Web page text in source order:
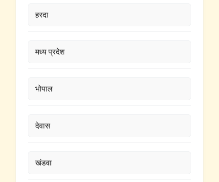
हरदा
मध्य प्रदेश
भोपाल
देवास
खंडवा